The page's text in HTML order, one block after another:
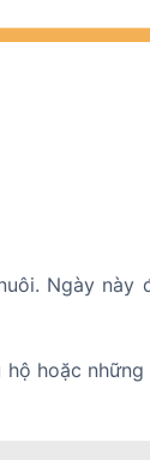
Ngày này
hoặc